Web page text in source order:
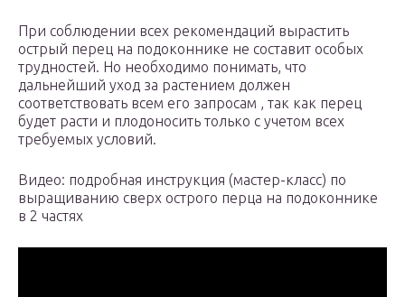
При соблюдении всех рекомендаций вырастить
острый перец на подоконнике не составит особых
трудностей. Но необходимо понимать, что
дальнейший уход за растением должен
соответствовать всем его запросам , так как перец
будет расти и плодоносить только с учетом всех
требуемых условий.
Видео: подробная инструкция (мастер-класс) по
выращиванию сверх острого перца на подоконнике
в 2 частях